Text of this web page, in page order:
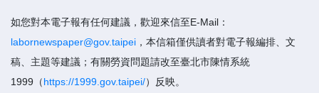
如您對本電子報有任何建議，歡迎來信至E-Mail：
labornewspaper@gov.taipei ，本信箱僅供讀者對電子報編排、文
稿、主題等建議；有關勞資問題請改至臺北市陳情系統
1999（https://1999.gov.taipei/）反映。